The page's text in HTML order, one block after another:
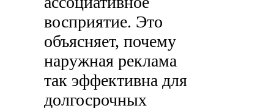
восприятие. Это
объясняет, почему
наружная реклама
так эффективна для
долгосрочных